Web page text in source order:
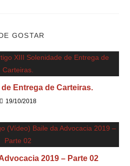
GOSTAR
Entrega de Carteiras.
19/10/2018
2019 – Parte 02